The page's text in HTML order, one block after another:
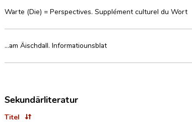
Warte (Die) = Perspectives. Supplément culturel du Wort
…am Äischdall. Informatiounsblat
Sekundärliteratur
Titel